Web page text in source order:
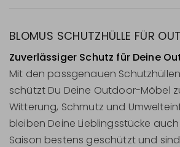
BLOMUS SCHUTZHÜLLE FÜR
Zuverlässiger Schutz für Deine
Mit den passgenauen
schützt Du Deine Outdoor-Möbel
Witterung, Schmutz und
bleiben Deine Lieblingsstücke
Saison bestens geschützt und